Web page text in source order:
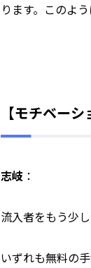
ります。このよ
【モチベー
志岐 ：
流入者をもう少
いずれも無料の